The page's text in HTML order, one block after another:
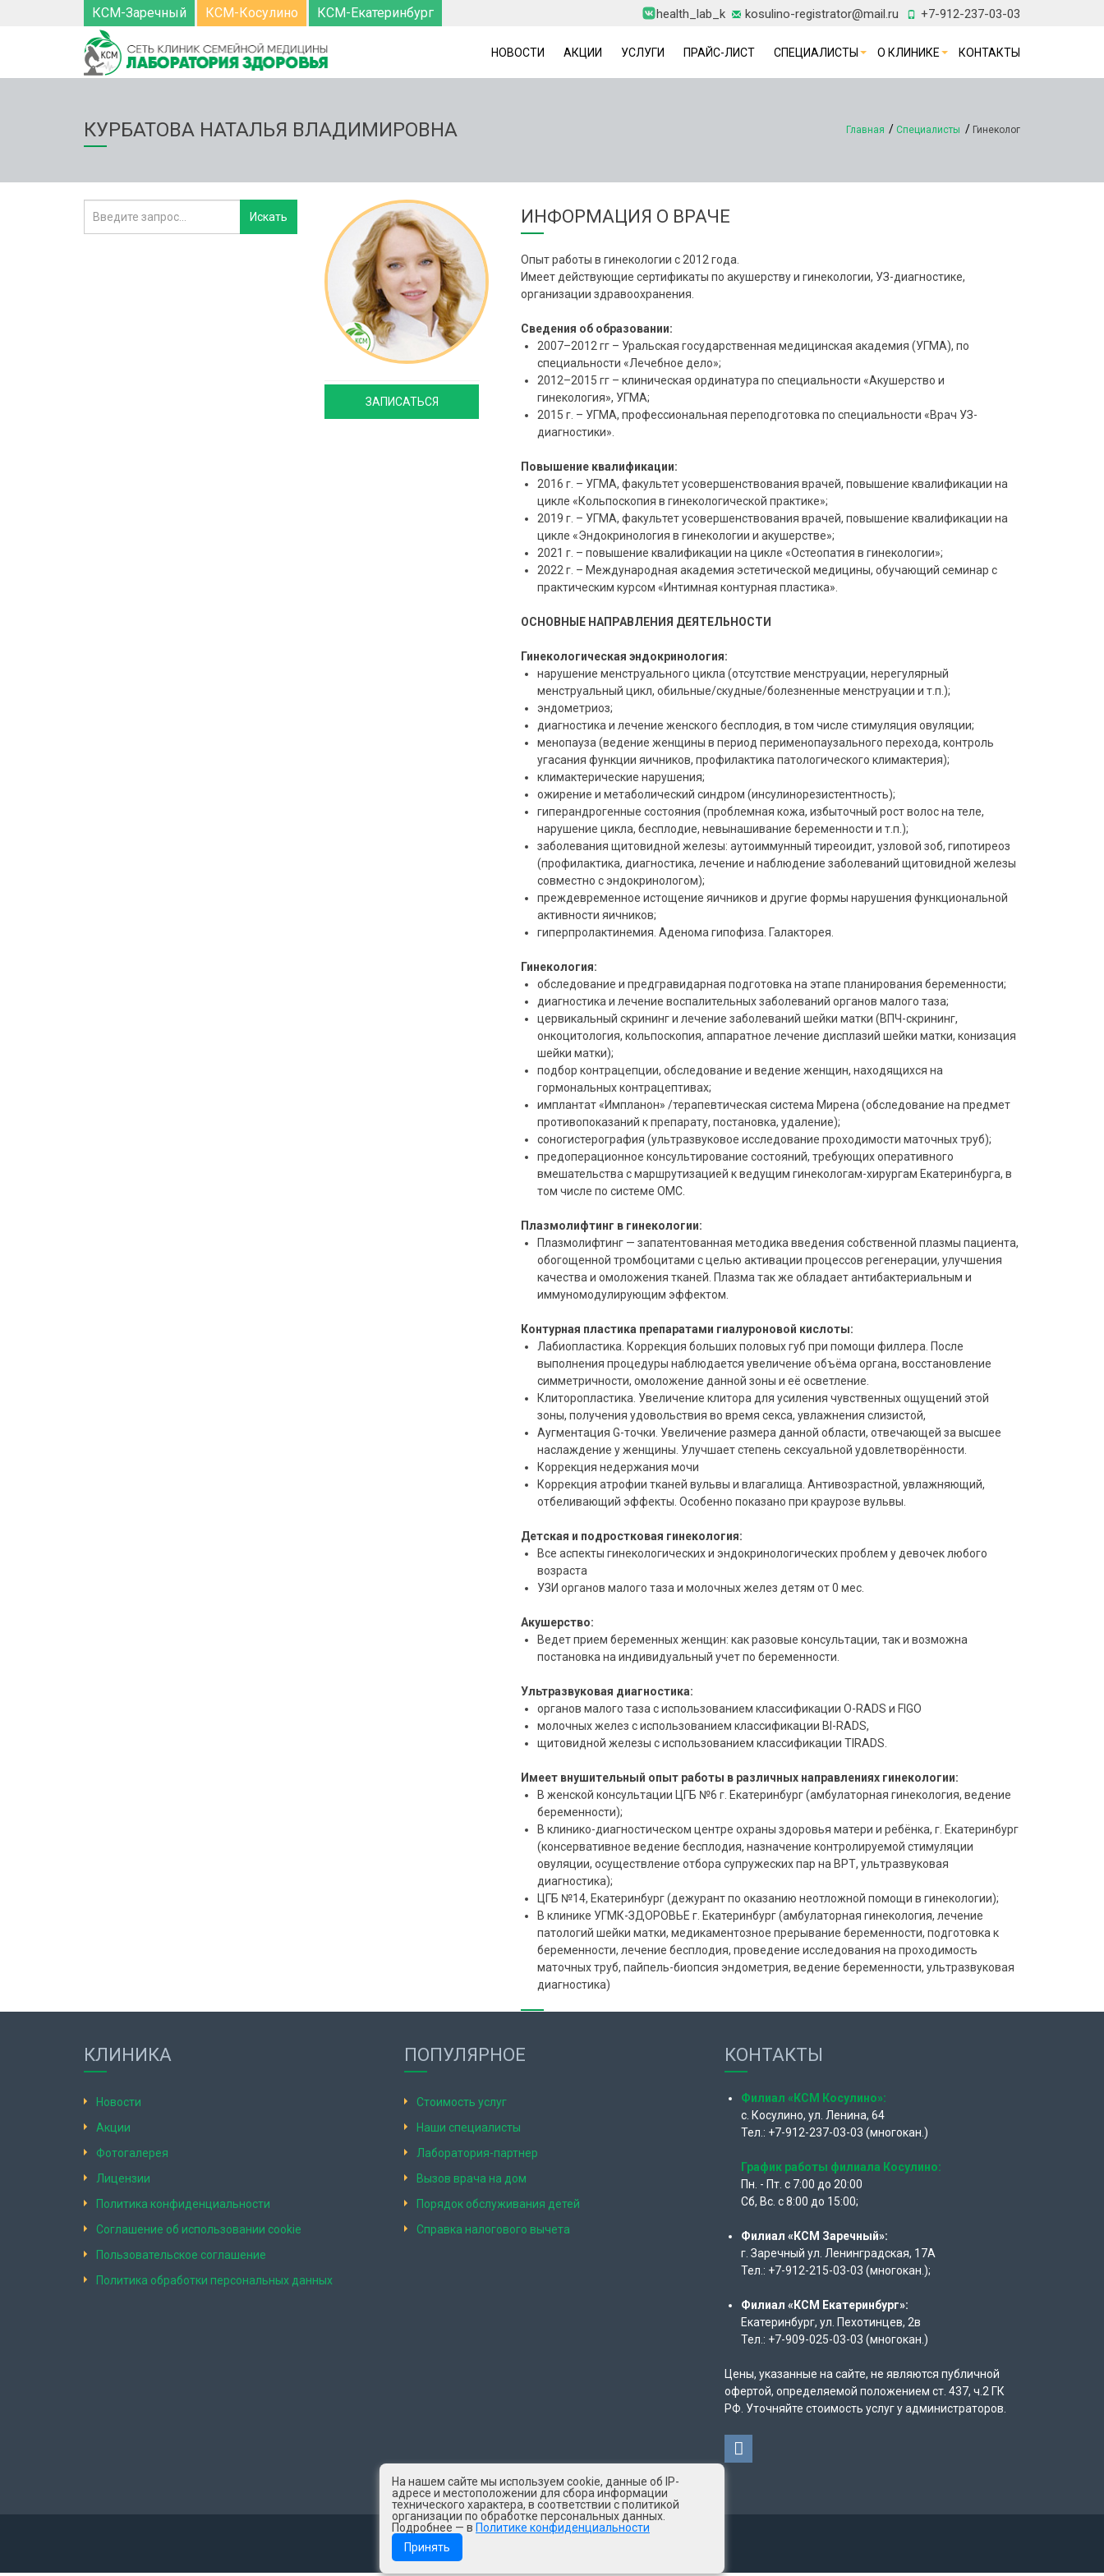
КСМ-Заречный КСМ-Косулино КСМ-Екатеринбург +7-912-237-03-03
kosulino-registrator@mail.ru
health_lab_k
НОВОСТИ АКЦИИ УСЛУГИ ПРАЙС-ЛИСТ СПЕЦИАЛИСТЫ О КЛИНИКЕ КОНТАКТЫ
КУРБАТОВА НАТАЛЬЯ ВЛАДИМИРОВНА Главная Специалисты Гинеколог
ЗАПИСАТЬСЯ
ИНФОРМАЦИЯ О ВРАЧЕ
Опыт работы в гинекологии с 2012 года.
Имеет действующие сертификаты по акушерству и гинекологии, УЗ-диагностике,
организации здравоохранения.
Сведения об образовании:
2007–2012 гг – Уральская государственная медицинская академия (УГМА), по
специальности «Лечебное дело»;
2012–2015 гг – клиническая ординатура по специальности «Акушерство и
гинекология», УГМА;
2015 г. – УГМА, профессиональная переподготовка по специальности «Врач УЗ-
диагностики».
Повышение квалификации:
2016 г. – УГМА, факультет усовершенствования врачей, повышение квалификации на
цикле «Кольпоскопия в гинекологической практике»;
2019 г. – УГМА, факультет усовершенствования врачей, повышение квалификации на
цикле «Эндокринология в гинекологии и акушерстве»;
2021 г. – повышение квалификации на цикле «Остеопатия в гинекологии»;
2022 г. – Международная академия эстетической медицины, обучающий семинар с
практическим курсом «Интимная контурная пластика».
ОСНОВНЫЕ НАПРАВЛЕНИЯ ДЕЯТЕЛЬНОСТИ
Гинекологическая эндокринология:
нарушение менструального цикла (отсутствие менструации, нерегулярный
менструальный цикл, обильные/скудные/болезненные менструации и т.п.);
эндометриоз;
диагностика и лечение женского бесплодия, в том числе стимуляция овуляции;
менопауза (ведение женщины в период перименопаузального перехода, контроль
угасания функции яичников, профилактика патологического климактерия);
климактерические нарушения;
ожирение и метаболический синдром (инсулинорезистентность);
гиперандрогенные состояния (проблемная кожа, избыточный рост волос на теле,
нарушение цикла, бесплодие, невынашивание беременности и т.п.);
заболевания щитовидной железы: аутоиммунный тиреоидит, узловой зоб, гипотиреоз
(профилактика, диагностика, лечение и наблюдение заболеваний щитовидной железы
совместно с эндокринологом);
преждевременное истощение яичников и другие формы нарушения функциональной
активности яичников;
гиперпролактинемия. Аденома гипофиза. Галакторея.
Гинекология:
обследование и предгравидарная подготовка на этапе планирования беременности;
диагностика и лечение воспалительных заболеваний органов малого таза;
цервикальный скрининг и лечение заболеваний шейки матки (ВПЧ-скрининг,
онкоцитология, кольпоскопия, аппаратное лечение дисплазий шейки матки, конизация
шейки матки);
подбор контрацепции, обследование и ведение женщин, находящихся на
гормональных контрацептивах;
имплантат «Импланон» /терапевтическая система Мирена (обследование на предмет
противопоказаний к препарату, постановка, удаление);
соногистерография (ультразвуковое исследование проходимости маточных труб);
предоперационное консультирование состояний, требующих оперативного
вмешательства с маршрутизацией к ведущим гинекологам-хирургам Екатеринбурга, в
том числе по системе ОМС.
Плазмолифтинг в гинекологии:
Плазмолифтинг — запатентованная методика введения собственной плазмы пациента,
обогощенной тромбоцитами с целью активации процессов регенерации, улучшения
качества и омоложения тканей. Плазма так же обладает антибактериальным и
иммуномодулирующим эффектом.
Контурная пластика препаратами гиалуроновой кислоты:
Лабиопластика. Коррекция больших половых губ при помощи филлера. После
выполнения процедуры наблюдается увеличение объёма органа, восстановление
симметричности, омоложение данной зоны и её осветление.
Клиторопластика. Увеличение клитора для усиления чувственных ощущений этой
зоны, получения удовольствия во время секса, увлажнения слизистой,
Аугментация G-точки. Увеличение размера данной области, отвечающей за высшее
наслаждение у женщины. Улучшает степень сексуальной удовлетворённости.
Коррекция недержания мочи
Коррекция атрофии тканей вульвы и влагалища. Антивозрастной, увлажняющий,
отбеливающий эффекты. Особенно показано при краурозе вульвы.
Детская и подростковая гинекология:
Все аспекты гинекологических и эндокринологических проблем у девочек любого
возраста
УЗИ органов малого таза и молочных желез детям от 0 мес.
Акушерство:
Ведет прием беременных женщин: как разовые консультации, так и возможна
постановка на индивидуальный учет по беременности.
Ультразвуковая диагностика:
органов малого таза с использованием классификации O-RADS и FIGO
молочных желез с использованием классификации BI-RADS,
щитовидной железы с использованием классификации TIRADS.
Имеет внушительный опыт работы в различных направлениях гинекологии:
В женской консультации ЦГБ №6 г. Екатеринбург (амбулаторная гинекология, ведение
беременности);
В клинико-диагностическом центре охраны здоровья матери и ребёнка, г. Екатеринбург
(консервативное ведение бесплодия, назначение контролируемой стимуляции
овуляции, осуществление отбора супружеских пар на ВРТ, ультразвуковая
диагностика);
ЦГБ №14, Екатеринбург (дежурант по оказанию неотложной помощи в гинекологии);
В клинике УГМК-ЗДОРОВЬЕ г. Екатеринбург (амбулаторная гинекология, лечение
патологий шейки матки, медикаментозное прерывание беременности, подготовка к
беременности, лечение бесплодия, проведение исследования на проходимость
маточных труб, пайпель-биопсия эндометрия, ведение беременности, ультразвуковая
диагностика)
КЛИНИКА
Новости
Акции
Фотогалерея
Лицензии
Политика конфиденциальности
Соглашение об использовании cookie
Пользовательское соглашение
Политика обработки персональных данных
ПОПУЛЯРНОЕ
Стоимость услуг
Наши специалисты
Лаборатория-партнер
Вызов врача на дом
Порядок обслуживания детей
Справка налогового вычета
КОНТАКТЫ
Филиал «КСМ Косулино»:
с. Косулино, ул. Ленина, 64
Тел.: +7-912-237-03-03 (многокан.)
График работы филиала Косулино:
Пн. - Пт. с 7:00 до 20:00
Сб, Вс. с 8:00 до 15:00;
Филиал «КСМ Заречный»:
г. Заречный ул. Ленинградская, 17А
Тел.: +7-912-215-03-03 (многокан.);
Филиал «КСМ Екатеринбург»:
Екатеринбург, ул. Пехотинцев, 2в
Тел.: +7-909-025-03-03 (многокан.)
Цены, указанные на сайте, не являются публичной
офертой, определяемой положением ст. 437, ч.2 ГК
РФ. Уточняйте стоимость услуг у администраторов.
На нашем сайте мы используем cookie, данные об IP-
адресе и местоположении для сбора информации
технического характера, в соответствии с политикой
организации по обработке персональных данных.
Подробнее — в Политике конфиденциальности
Принять